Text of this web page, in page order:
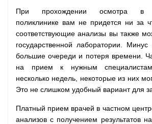
При прохождении осмотра в
поликлинике вам не придется ни за
соответствующие анализы вы также
государственной лаборатории.
большие очереди и потеря времени.
на прием к нужным
несколько недель, некоторые из них
Это не слишком удобный вариант для
Платный прием врачей в частном
анализов с получением результатов